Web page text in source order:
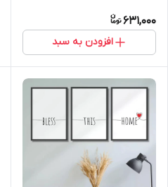
631,000
افزودن به سبد